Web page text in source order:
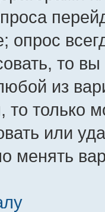
опрос
то
из
то только
или
менять